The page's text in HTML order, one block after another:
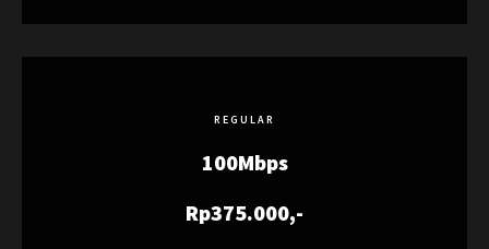
REGULAR
100Mbps
Rp375.000,-